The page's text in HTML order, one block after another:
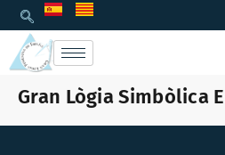
Gran Lògia Simbòlica